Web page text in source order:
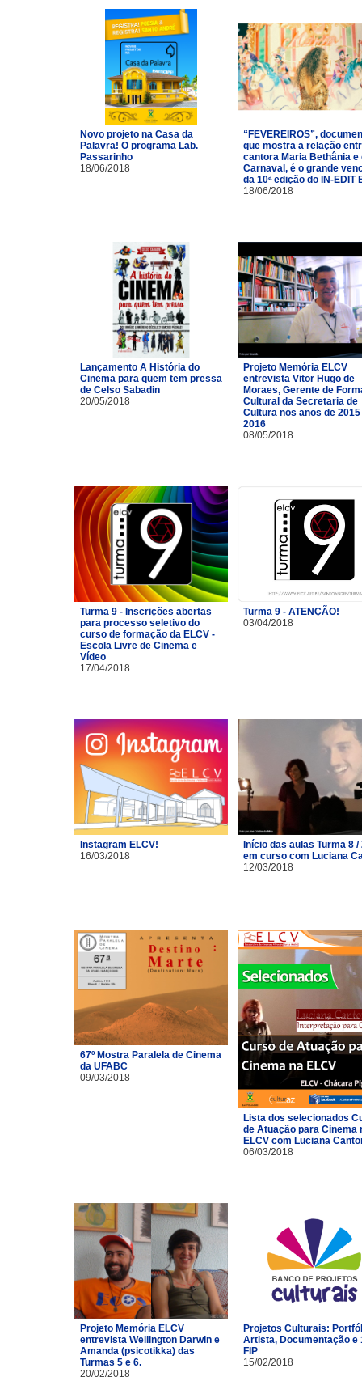
Novo projeto na Casa da
Palavra! O programa Lab.
Passarinho
18/06/2018
“FEVEREIROS”,
que mostra a relação
cantora Maria Bethânia e
Carnaval, é o grande
da 10ª edição do IN-EDIT
18/06/2018
Lançamento A História do
Cinema para quem tem pressa
de Celso Sabadin
20/05/2018
Projeto Memória ELCV
entrevista Vitor Hugo de
Moraes, Gerente de
Cultural da Secretaria de
Cultura nos anos de 2015
2016
08/05/2018
Turma 9 - Inscrições abertas
para processo seletivo do
curso de formação da ELCV -
Escola Livre de Cinema e
Vídeo
17/04/2018
Turma 9 - ATENÇÃO!
03/04/2018
Instagram ELCV!
16/03/2018
Início das aulas Turma 8 /
em curso com Luciana
12/03/2018
67º Mostra Paralela de Cinema
da UFABC
09/03/2018
Lista dos selecionados
de Atuação para Cinema
ELCV com Luciana
06/03/2018
Projeto Memória ELCV
entrevista Wellington Darwin e
Amanda (psicotikka) das
Turmas 5 e 6.
20/02/2018
Projetos Culturais:
Artista, Documentação e
FIP
15/02/2018